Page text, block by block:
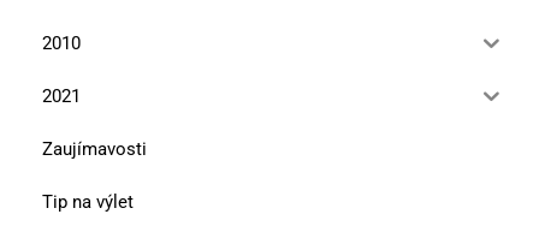
2010
2021
Zaujímavosti
Tip na výlet